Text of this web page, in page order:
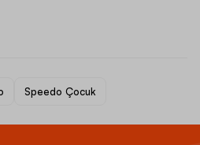
Speedo Çocuk